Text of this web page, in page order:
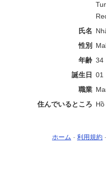
氏名
性別
年齢 34
誕生日
01
職業
住んでいるところ
ホーム - 利用規約 -